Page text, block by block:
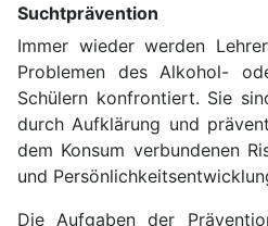
Suchtprävention
Immer wieder werden
Problemen des Alkohol-
Schülern konfrontiert. Sie
durch Aufklärung und
dem Konsum verbundenen
und
Die Aufgaben der